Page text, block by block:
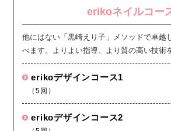
erikoネイルコー
他にはない「黒崎えり子」メソッドで卓越
べます。よりよい指導、より質の高い技術
erikoデザインコース1
（5回）
erikoデザインコース2